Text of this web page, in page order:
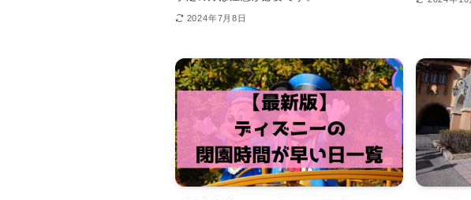
2024年7月8日